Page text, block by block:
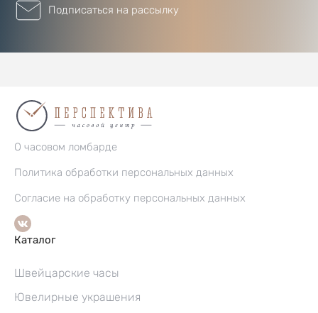
Подписаться на рассылку
О часовом ломбарде
Политика обработки персональных данных
Согласие на обработку персональных данных
Каталог
Швейцарские часы
Ювелирные украшения